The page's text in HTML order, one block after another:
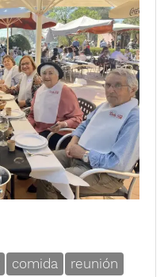
comida reunión